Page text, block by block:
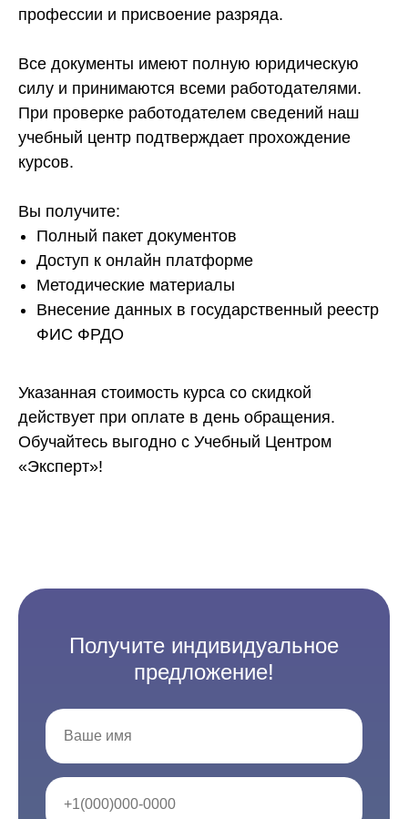
профессии и присвоение разряда.
Все документы имеют полную юридическую
силу и принимаются всеми работодателями.
При проверке работодателем сведений наш
учебный центр подтверждает прохождение
курсов.
Вы получите:
Полный пакет документов
Доступ к онлайн платформе
Методические материалы
Внесение данных в государственный реестр
ФИС ФРДО
Указанная стоимость курса со скидкой
действует при оплате в день обращения.
Обучайтесь выгодно с Учебный Центром
«Эксперт»!
Получите индивидуальное
предложение!